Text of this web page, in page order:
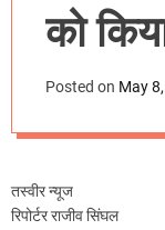
को
Posted on May
तस्वीर न्यूज
रिपोर्टर राजीव सिंघल